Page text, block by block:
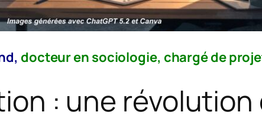
docteur en sociologie, chargé de
: une révolution